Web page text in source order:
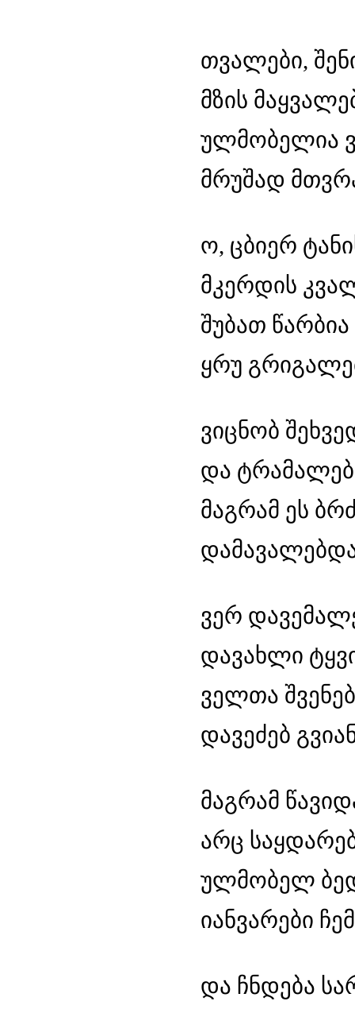
თვალები,
მზის
ულმობელია
მრუშად
ო, ცბიერ
მკერდის
შუბათ
ყრუ
ვიცნობ
და
მაგრამ ეს
ვერ
დავახლი
ველთა
დავეძებ
მაგრამ
არც
ულმობელ
იანვარები
და ჩნდება